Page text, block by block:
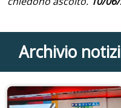
Archivio